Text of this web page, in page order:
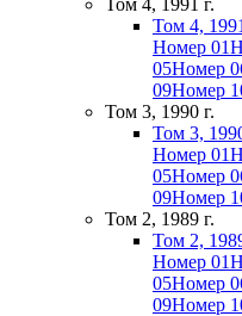
Том 4, 1991 г.
Том 4,
Номер 01
05Номер
09Номер
Том 3, 1990 г.
Том 3,
Номер 01
05Номер
09Номер
Том 2, 1989 г.
Том 2,
Номер 01
05Номер
09Номер